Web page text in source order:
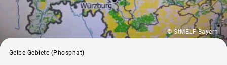
© StMELF Bayern
Gelbe Gebiete (Phosphat)